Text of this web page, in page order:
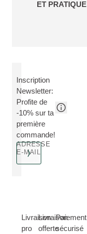
ET PRATIQUE
Inscription
Newsletter:
Profite de
-10% sur ta
première
commande!
ADRESSE
E-MAIL
Livraison
pro
Livraison
offerte
Paiement
sécurisé